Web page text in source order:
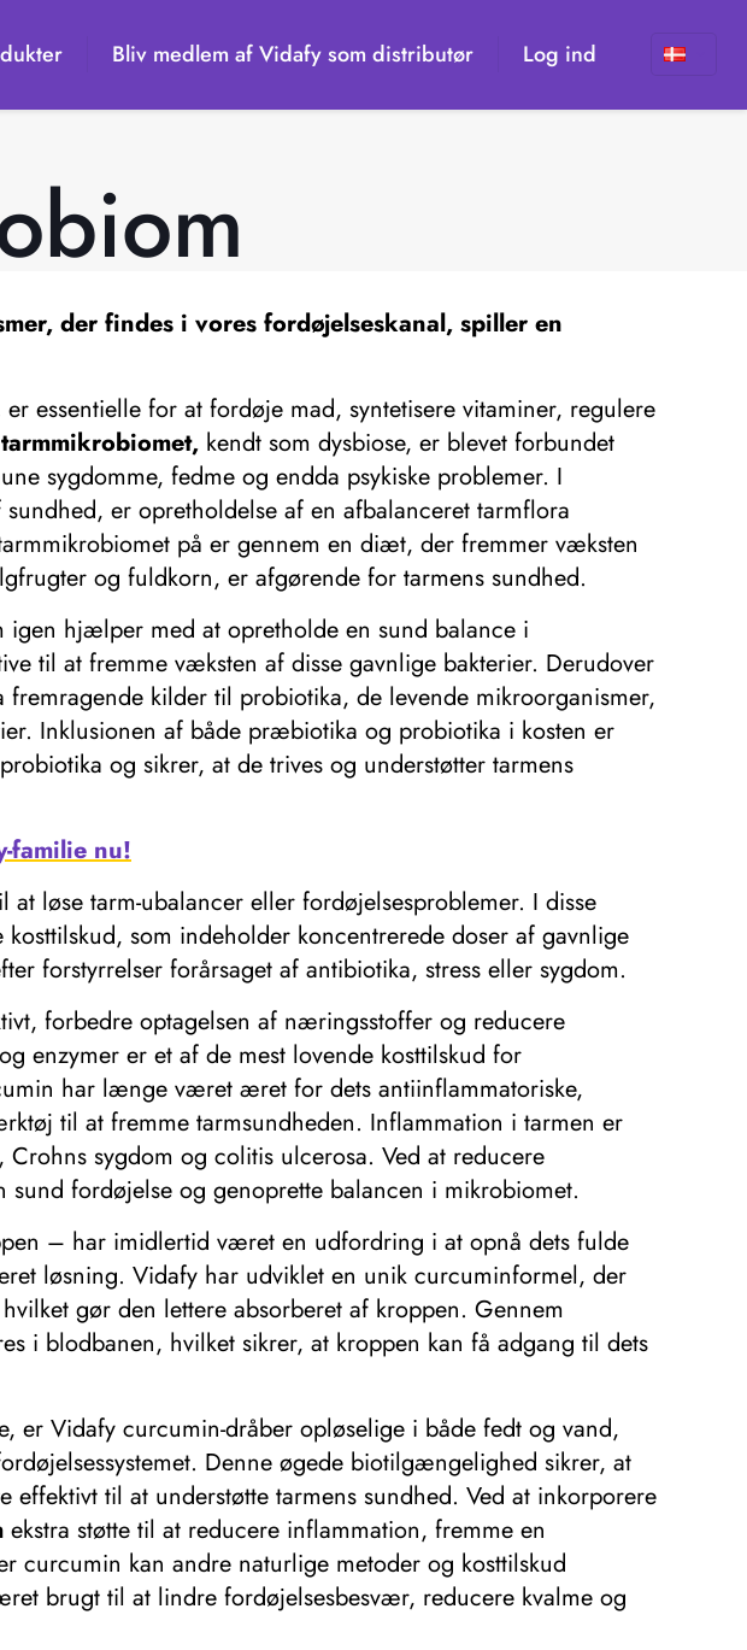
Bliv medlem af Vidafy som distributør Log ind
der findes i vores fordøjelseskanal, spiller en
essentielle for at fordøje mad, syntetisere vitaminer, regulere
tarmmikrobiomet, kendt som dysbiose, er blevet forbundet
sygdomme, fedme og endda psykiske problemer. I
er opretholdelse af en afbalanceret tarmflora
på er gennem en diæt, der fremmer væksten
og fuldkorn, er afgørende for tarmens sundhed.
hjælper med at opretholde en sund balance i
til at fremme væksten af ​​disse gavnlige bakterier. Derudover
kilder til probiotika, de levende mikroorganismer,
Inklusionen af ​​både præbiotika og probiotika i kosten er
og sikrer, at de trives og understøtter tarmens
familie nu!
løse tarm-ubalancer eller fordøjelsesproblemer. I disse
kosttilskud, som indeholder koncentrerede doser af gavnlige
forstyrrelser forårsaget af antibiotika, stress eller sygdom.
forbedre optagelsen af ​​næringsstoffer og reducere
enzymer er et af de mest lovende kosttilskud for
har længe været æret for dets antiinflammatoriske,
til at fremme tarmsundheden. Inflammation i tarmen er
sygdom og colitis ulcerosa. Ved at reducere
fordøjelse og genoprette balancen i mikrobiomet.
– har imidlertid været en udfordring i at opnå dets fulde
løsning. Vidafy har udviklet en unik curcuminformel, der
gør den lettere absorberet af kroppen. Gennem
i blodbanen, hvilket sikrer, at kroppen kan få adgang til dets
Vidafy curcumin-dråber opløselige i både fedt og vand,
Denne øgede biotilgængelighed sikrer, at
til at understøtte tarmens sundhed. Ved at inkorporere
ekstra støtte til at reducere inflammation, fremme en
curcumin kan andre naturlige metoder og kosttilskud
brugt til at lindre fordøjelsesbesvær, reducere kvalme og